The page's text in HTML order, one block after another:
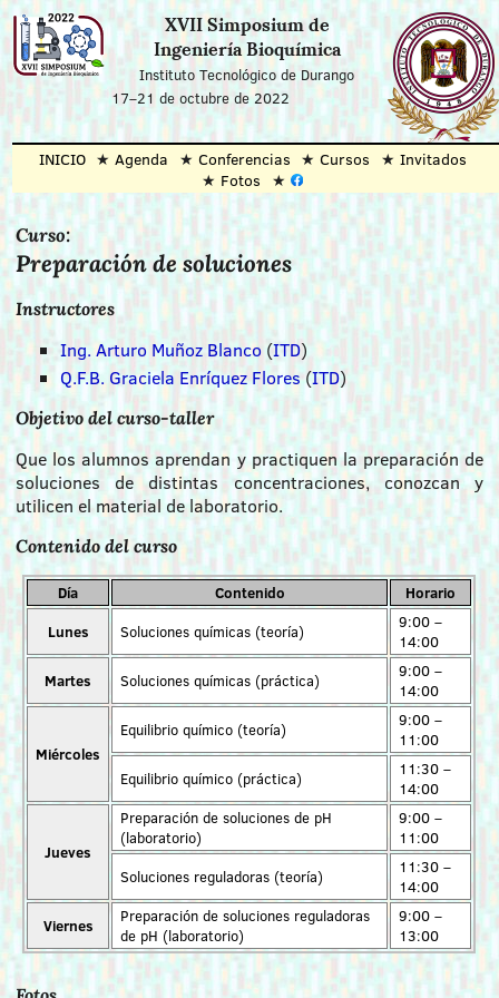
XVII Simposium de
Ingeniería Bioquímica
Instituto Tecnológico de Durango
17–21 de octubre de 2022
INICIO Agenda Conferencias Cursos
Invitados
Fotos
Curso:
Preparación de soluciones
Instructores
Ing. Arturo Muñoz Blanco (ITD)
Q.F.B. Graciela Enríquez Flores(ITD)
Objetivo del curso-taller
Que los alumnos aprendan y practiquen la preparación de
soluciones de distintas concentraciones, conozcan y
utilicen el material de laboratorio.
Contenido del curso
Día Contenido
Horario
Lunes
Soluciones químicas (teoría)
9:00 –
14:00
Martes
Soluciones químicas (práctica)
9:00 –
14:00
Miércoles
Equilibrio químico (teoría)
9:00 –
11:00
Equilibrio químico (práctica)
11:30 –
14:00
Jueves
Preparación de soluciones de pH
(laboratorio)
9:00 –
11:00
Soluciones reguladoras (teoría)
11:30 –
14:00
Viernes
Preparación de soluciones reguladoras
de pH (laboratorio)
9:00 –
13:00